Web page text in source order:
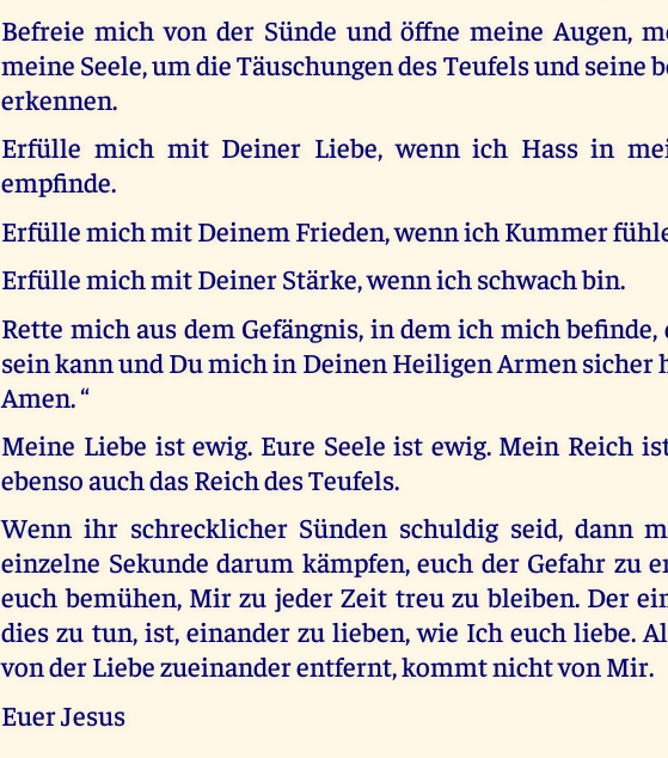
Befreie mich von der Sünde und öffne meine Augen,
meine Seele, um die Täuschungen des Teufels und seine
erkennen.
Erfülle mich mit Deiner Liebe, wenn ich Hass in
empfinde.
Erfülle mich mit Deinem Frieden, wenn ich Kummer
Erfülle mich mit Deiner Stärke, wenn ich schwach bin.
Rette mich aus dem Gefängnis, in dem ich mich
sein kann und Du mich in Deinen Heiligen Armen sicher
Amen. “
Meine Liebe ist ewig. Eure Seele ist ewig. Mein Reich
ebenso auch das Reich des Teufels.
Wenn ihr schrecklicher Sünden schuldig seid, dann
einzelne Sekunde darum kämpfen, euch der Gefahr zu
euch bemühen, Mir zu jeder Zeit treu zu bleiben. Der
dies zu tun, ist, einander zu lieben, wie Ich euch liebe.
von der Liebe zueinander entfernt, kommt nicht von Mir.
Euer Jesus